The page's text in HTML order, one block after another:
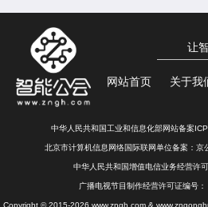
让
网站首页 关于我
中华人民共和国工业和信息化部网站备案ICP
北京市计算机信息网络国际联网单位备案： 京
中华人民共和国增值电信业务经营许
广播电视节目制作经营许可证编号
Copyright © 2015-2026 www.zngh.com &